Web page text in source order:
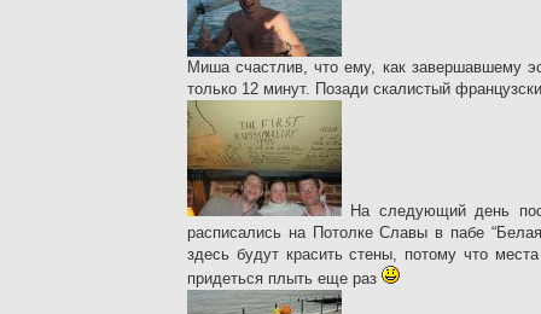
Миша счастлив, что ему, как завершавшему
только 12 минут. Позади скалистый
На следующий день
расписались на Потолке Славы в пабе
здесь будут красить стены, потому что
придеться плыть еще раз